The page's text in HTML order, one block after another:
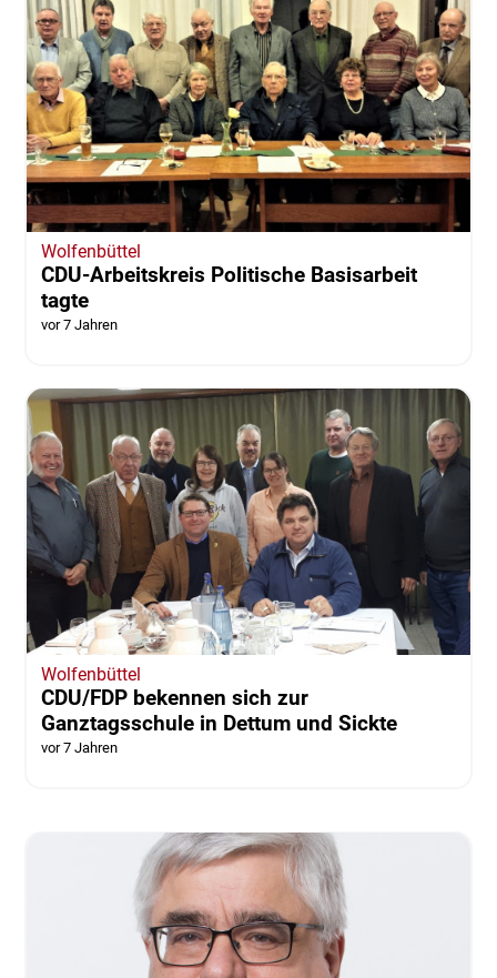
Wolfenbüttel
CDU-Arbeitskreis Politische Basisarbeit
tagte
vor 7 Jahren
Wolfenbüttel
CDU/FDP bekennen sich zur
Ganztagsschule in Dettum und Sickte
vor 7 Jahren